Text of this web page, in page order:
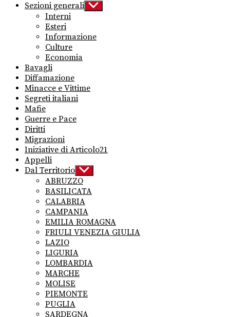
Sezioni generali Show
sub
Interni
Esteri
Informazione
Culture
Economia
Bavagli
Diffamazione
Minacce e Vittime
Segreti italiani
Mafie
Guerre e Pace
Diritti
Migrazioni
Iniziative di Articolo21
Appelli
Dal Territorio Show
sub
menu
ABRUZZO
BASILICATA
CALABRIA
CAMPANIA
EMILIA ROMAGNA
FRIULI VENEZIA GIULIA
LAZIO
LIGURIA
LOMBARDIA
MARCHE
MOLISE
PIEMONTE
PUGLIA
SARDEGNA